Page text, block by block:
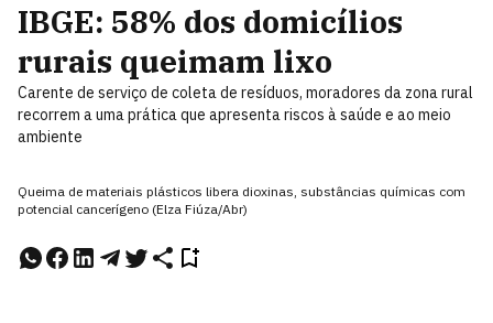
IBGE: 58% dos domicílios
rurais queimam lixo
Carente de serviço de coleta de resíduos, moradores da zona rural
recorrem a uma prática que apresenta riscos à saúde e ao meio
ambiente
Queima de materiais plásticos libera dioxinas, substâncias químicas com
potencial cancerígeno (Elza Fiúza/Abr)